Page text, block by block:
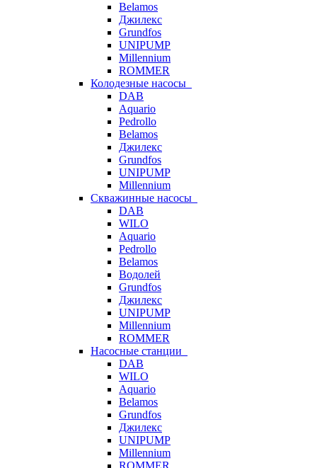
Belamos
Джилекс
Grundfos
UNIPUMP
Millennium
ROMMER
Колодезные насосы
DAB
Aquario
Pedrollo
Belamos
Джилекс
Grundfos
UNIPUMP
Millennium
Скважинные насосы
DAB
WILO
Aquario
Pedrollo
Belamos
Водолей
Grundfos
Джилекс
UNIPUMP
Millennium
ROMMER
Насосные станции
DAB
WILO
Aquario
Belamos
Grundfos
Джилекс
UNIPUMP
Millennium
ROMMER